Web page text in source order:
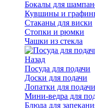
Бокалы для
Кувшины и
Стаканы для виски
Стопки и рюмки
Чашки из стекла
Назад
Посуда для подачи
Доски для подачи
Лопатки для подачи
Мини-ведра для
Блюда для